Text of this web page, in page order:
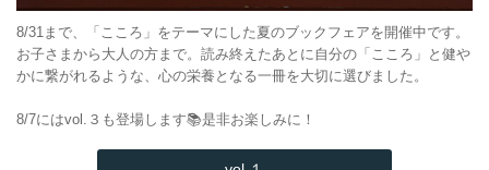
8/31まで、「こころ」をテーマにした夏のブックフェアを開催中です。
お子さまから大人の方まで。読み終えたあとに自分の「こころ」と健や
かに繋がれるような、心の栄養となる一冊を大切に選びました。
8/7にはvol.３も登場します📚是非お楽しみに！